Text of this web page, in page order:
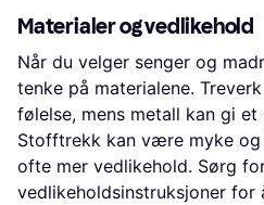
Materialer og vedlikehold
Når du velger senger og
tenke på materialene.
følelse, mens metall kan gi et
Stofftrekk kan være myke og
ofte mer vedlikehold. Sørg
vedlikeholdsinstruksjoner for